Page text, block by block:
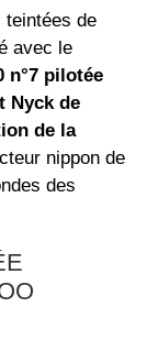
teintées de
avec le
n°7 pilotée
Nyck de
de la
nippon de
des